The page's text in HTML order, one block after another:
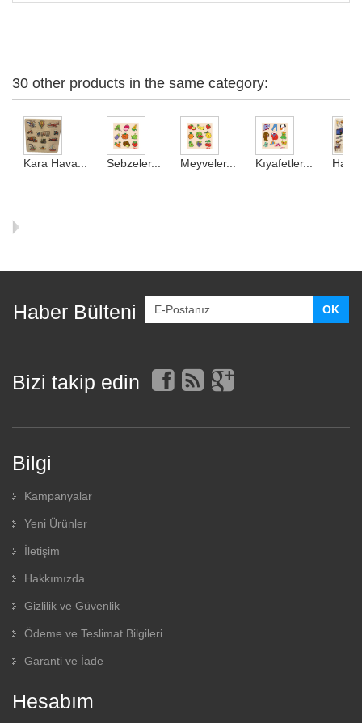
30 other products in the same category:
Kara Hava... Sebzeler... Meyveler... Kıyafetler...
Haber Bülteni
Bizi takip edin
Bilgi
Kampanyalar
Yeni Ürünler
İletişim
Hakkımızda
Gizlilik ve Güvenlik
Ödeme ve Teslimat Bilgileri
Garanti ve İade
Hesabım